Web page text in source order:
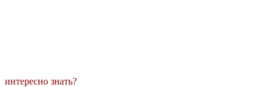
интересно знать?